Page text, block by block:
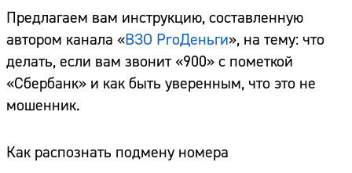
Предлагаем вам инструкцию, составленную
автором канала «ВЗО PrоДеньги», на тему: что
делать, если вам звонит «900» с пометкой
«Сбербанк» и как быть уверенным, что это не
мошенник.
Как распознать подмену номера